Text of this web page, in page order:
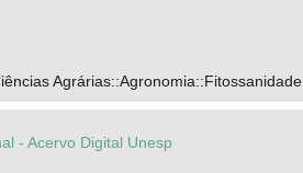
Agrárias::Agronomia::Fitossanidade
- Acervo Digital Unesp